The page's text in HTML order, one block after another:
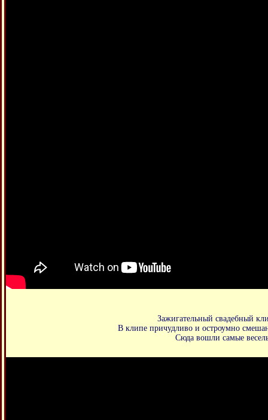
Зажигательный свадебный
В клипе причудливо и остроумно
Сюда вошли самые